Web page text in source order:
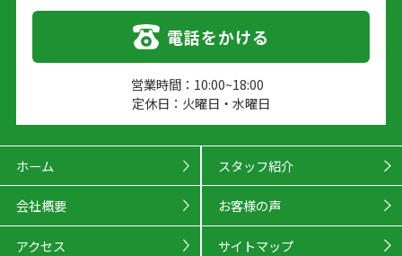
電話をかける
営業時間：10:00~18:00
定休日：火曜日・水曜日
ホーム スタッフ紹介
会社概要 お客様の声
アクセス サイトマップ